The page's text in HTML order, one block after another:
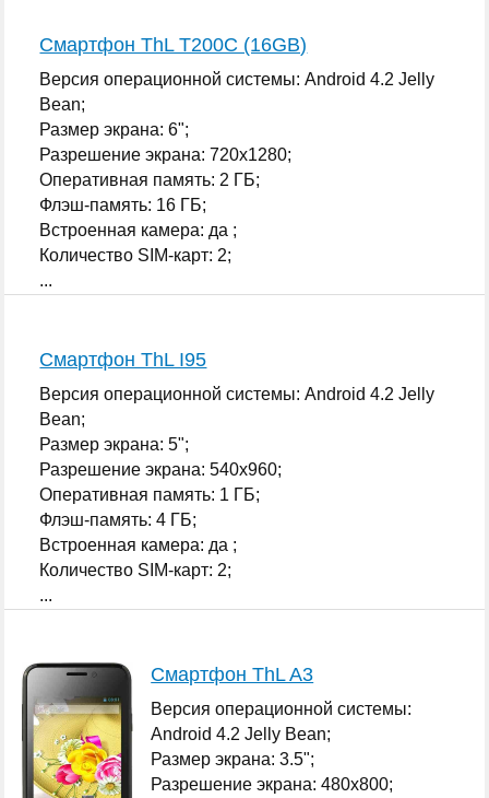
Смартфон ThL T200C (16GB)
Версия операционной системы: Android 4.2 Jelly
Bean;
Размер экрана: 6";
Разрешение экрана: 720x1280;
Оперативная память: 2 ГБ;
Флэш-память: 16 ГБ;
Встроенная камера: да ;
Количество SIM-карт: 2;
...
Смартфон ThL I95
Версия операционной системы: Android 4.2 Jelly
Bean;
Размер экрана: 5";
Разрешение экрана: 540x960;
Оперативная память: 1 ГБ;
Флэш-память: 4 ГБ;
Встроенная камера: да ;
Количество SIM-карт: 2;
...
Смартфон ThL A3
Версия операционной системы:
Android 4.2 Jelly Bean;
Размер экрана: 3.5";
Разрешение экрана: 480x800;